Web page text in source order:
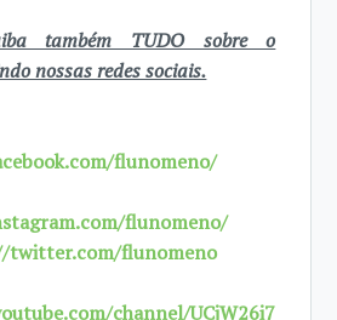
também TUDO sobre o
nossas redes sociais.
flunomeno/
flunomeno/
twitter.com/flunomeno
channel/UCjW26i7